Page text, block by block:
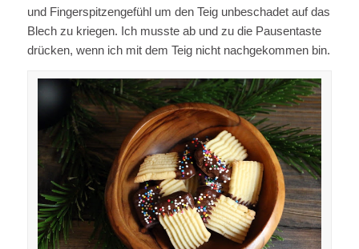
und Fingerspitzengefühl um den Teig unbeschadet auf das
Blech zu kriegen. Ich musste ab und zu die Pausentaste
drücken, wenn ich mit dem Teig nicht nachgekommen bin.